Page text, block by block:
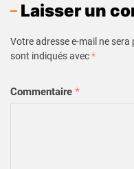
Laisser un
Votre adresse e-mail ne sera
sont indiqués avec*
Commentaire *